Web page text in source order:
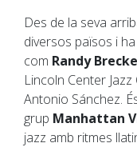
Des de la seva
diversos països i
com Randy
Lincoln Center
Antonio Sánchez.
grup Manhattan
jazz amb ritmes